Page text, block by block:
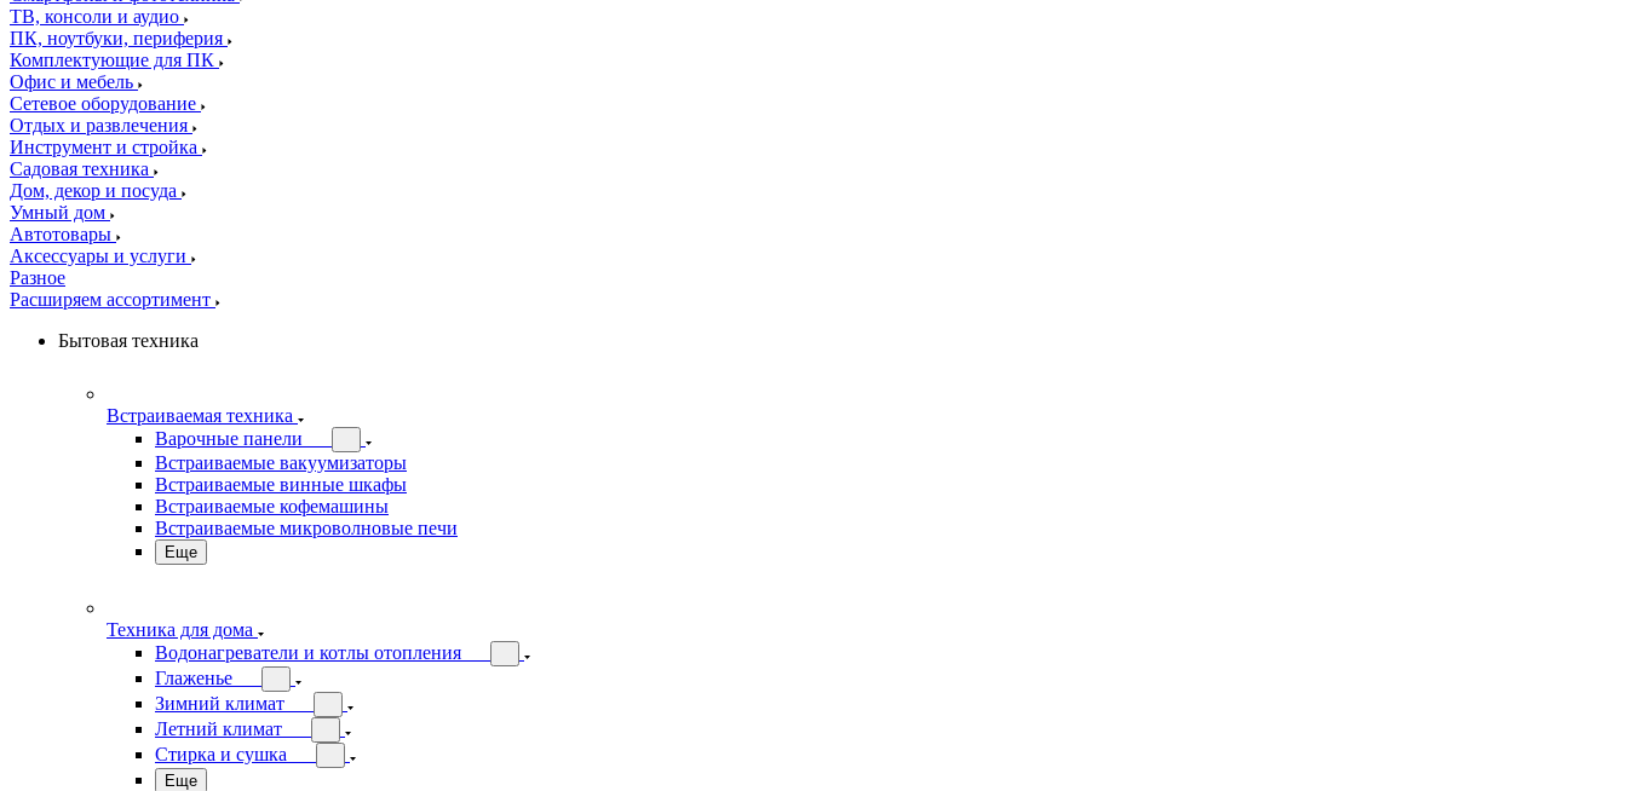
ТВ, консоли и аудио
ПК, ноутбуки, периферия
Комплектующие для ПК
Офис и мебель
Сетевое оборудование
Отдых и развлечения
Инструмент и стройка
Садовая техника
Дом, декор и посуда
Умный дом
Автотовары
Аксессуары и услуги
Разное
Расширяем ассортимент
Бытовая техника
Встраиваемая техника
Варочные панели
Встраиваемые вакуумизаторы
Встраиваемые винные шкафы
Встраиваемые кофемашины
Встраиваемые микроволновые печи
Еще
Техника для дома
Водонагреватели и котлы отопления
Глаженье
Зимний климат
Летний климат
Стирка и сушка
Еще